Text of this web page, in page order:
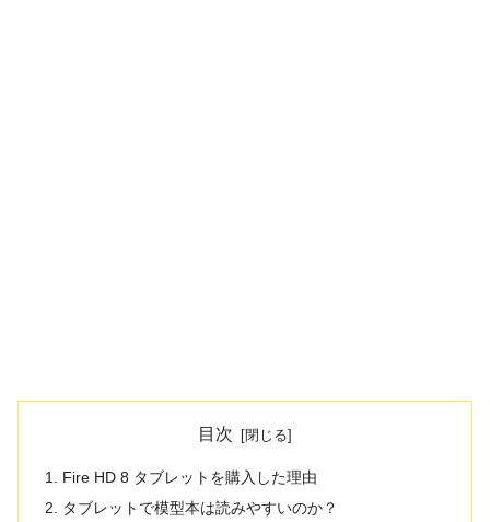
目次
Fire HD 8 タブレットを購入した理由
タブレットで模型本は読みやすいのか？